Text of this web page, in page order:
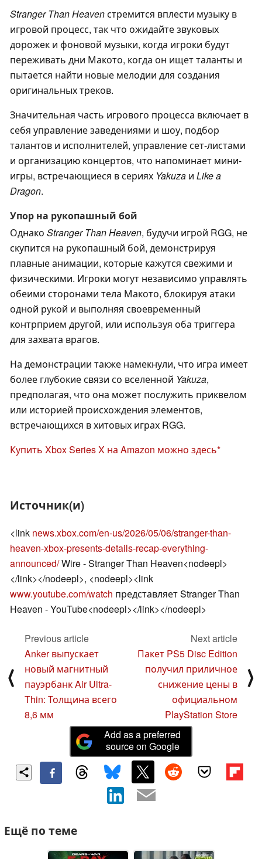
Stranger Than Heavenстремится вплести музыку в
игровой процесс, так что ожидайте звуковых
дорожек и фоновой музыки, когда игроки будут
переживать дни Макото, когда он ищет таланты и
пытается найти новые мелодии для создания
оригинальных треков.
Значительная часть игрового процесса включает в
себя управление заведениями и шоу, подбор
талантов и исполнителей, управление сет-листами
и организацию концертов, что напоминает мини-
игры, встречающиеся в сериях Yakuza и Like a
Dragon.
Упор на рукопашный бой
Однако Stranger Than Heaven, будучи игрой RGG, не
скупится на рукопашный бой, демонстрируя
плавные анимации, которые кажутся свежими и
физическими. Игроки могут независимо управлять
обеими сторонами тела Макото, блокируя атаки
одной рукой и выполняя своевременный
контрприем другой, или используя оба триггера
для захвата врагов.
На демонстрации также намекнули, что игра имеет
более глубокие связи со вселенной Yakuza,
предполагая, что она может послужить приквелом
или историей происхождения элементов,
встречающихся в хитовых играх RGG.
Купить Xbox Series X на Amazon можно здесь
Источник(и)
<link news.xbox.com/en-us/2026/05/06/stranger-than-
heaven-xbox-presents-details-recap-everything-
announced/Wire - Stranger Than Heaven<nodeepl>
</link></nodeepl>, <nodeepl><link
www.youtube.com/watch представляет Stranger Than
Heaven - YouTube<nodeepl></link></nodeepl>
⟨
Previous article
Anker выпускает
новый магнитный
пауэрбанк Air Ultra-
Thin: Толщина всего
8,6 мм
Next article
Пакет PS5 Disc Edition
получил приличное
снижение цены в
официальном
PlayStation Store
⟩
Add as a preferred
source on Google
Ещё по теме